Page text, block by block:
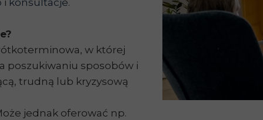
i konsultacje.
w której
poszukiwaniu sposobów i
trudną lub kryzysową
jednak oferować np.